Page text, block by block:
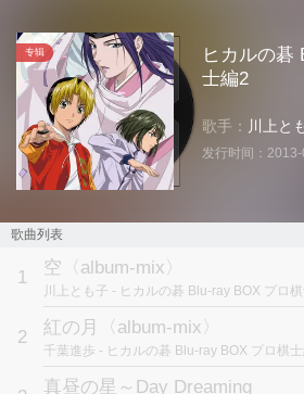
专辑
ヒカルの碁
士編2
歌手： 川上と
发行时间：
歌曲列表
1 空〈album-mix〉
川上とも子 - ヒカルの碁 Blu-ray BOX プロ
2 紅の月〈album-mix〉
千葉進歩 - ヒカルの碁 Blu-ray BOX プロ棋
真昼の星～Day Dreaming